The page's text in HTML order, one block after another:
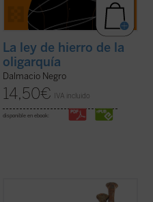
La ley de hierro de la
oligarquía
Dalmacio Negro
14,50€ IVA incluido
disponible en ebook:
pasión de Cristo que aparecen en los